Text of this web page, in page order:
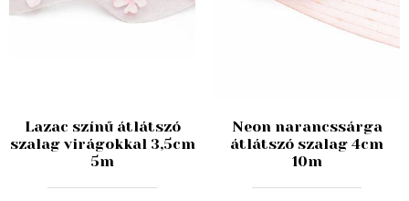
Lazac színű átlátszó
szalag virágokkal 3,5cm
5m
Neon narancssárga
átlátszó szalag 4cm
10m